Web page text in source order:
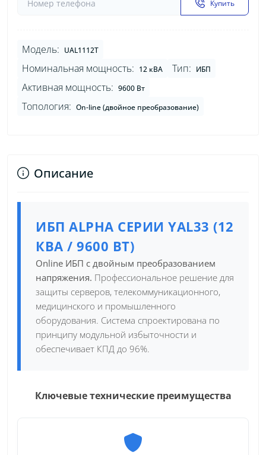
Купить
Модель: UAL1112T
Номинальная мощность: 12 кВА Тип: ИБП
Активная мощность: 9600 Вт
Топология: On-line (двойное преобразование)
Описание
ИБП ALPHA СЕРИИ YAL33 (12
КВА / 9600 ВТ)
Online ИБП с двойным преобразованием
напряжения. Профессиональное решение для
защиты серверов, телекоммуникационного,
медицинского и промышленного
оборудования. Система спроектирована по
принципу модульной избыточности и
обеспечивает КПД до 96%.
Ключевые технические преимущества